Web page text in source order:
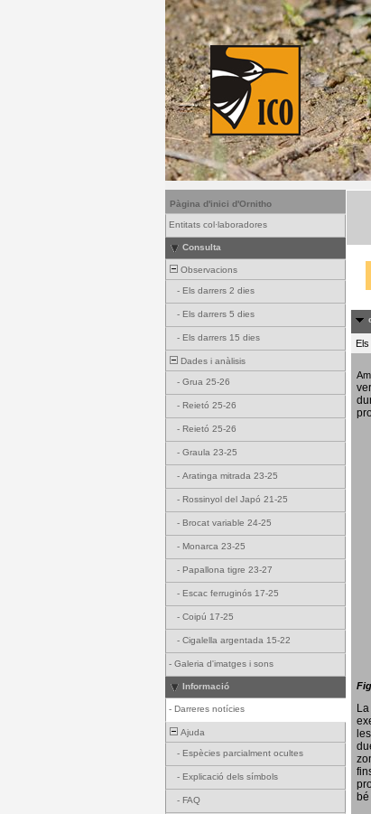
Pàgina d'inici d'Ornitho
Entitats col·laboradores
Consulta
Observacions
- Els darrers 2 dies
- Els darrers 5 dies
- Els darrers 15 dies
Dades i anàlisis
- Grua 25-26
- Reietó 25-26
- Reietó 25-26
- Graula 23-25
- Aratinga mitrada 23-25
- Rossinyol del Japó 21-25
- Brocat variable 24-25
- Monarca 23-25
- Papallona tigre 23-27
- Escac ferruginós 17-25
- Coipú 17-25
- Cigalella argentada 15-22
- Galeria d'imatges i sons
Informació
- Darreres notícies
Ajuda
- Espècies parcialment ocultes
- Explicació dels símbols
- FAQ